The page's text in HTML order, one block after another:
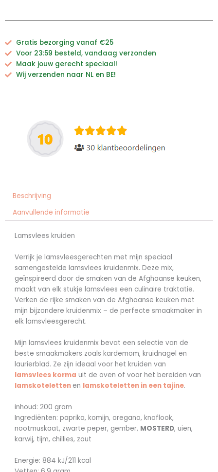
Gratis bezorging vanaf €25
Voor 23:59 besteld, vandaag verzonden
Maak jouw gerecht speciaal!
Wij verzenden naar NL en BE!
Beschrijving
Aanvullende informatie
Lamsvlees kruiden
Verrijk je lamsvleesgerechten met mijn speciaal
samengestelde lamsvlees kruidenmix. Deze mix,
geïnspireerd door de smaken van de Afghaanse keuken,
maakt van elk stukje lamsvlees een culinaire traktatie.
Verken de rijke smaken van de Afghaanse keuken met
mijn bijzondere kruidenmix – de perfecte smaakmaker in
elk lamsvleesgerecht.
Mijn lamsvlees kruidenmix bevat een selectie van de
beste smaakmakers zoals kardemom, kruidnagel en
laurierblad. Ze zijn ideaal voor het kruiden van
lamsvlees korma uit de oven of voor het bereiden van
lamskoteletten en lamskoteletten in een tajine.
inhoud: 200 gram
Ingrediënten: paprika, komijn, oregano, knoflook,
nootmuskaat, zwarte peper, gember, MOSTERD, uien,
karwij, tijm, chillies, zout
Energie: 884 kJ/211 kcal